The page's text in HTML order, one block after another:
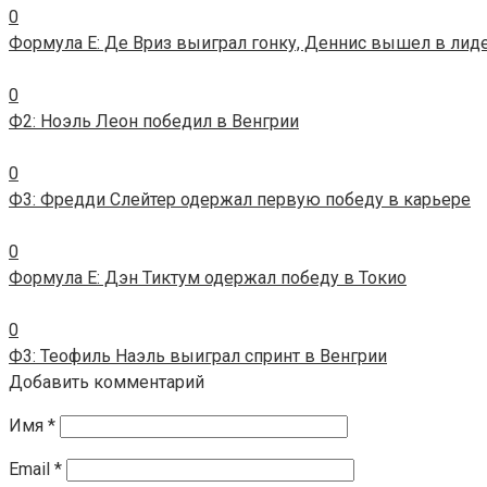
0
Формула E: Де Вриз выиграл гонку, Деннис вышел в
0
Ф2: Ноэль Леон победил в Венгрии
0
Ф3: Фредди Слейтер одержал первую победу в карьере
0
Формула E: Дэн Тиктум одержал победу в Токио
0
Ф3: Теофиль Наэль выиграл спринт в Венгрии
Добавить комментарий
Имя *
Email *